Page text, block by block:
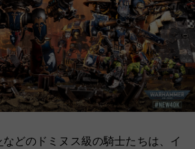
などのドミヌス級の騎士たちは、イ